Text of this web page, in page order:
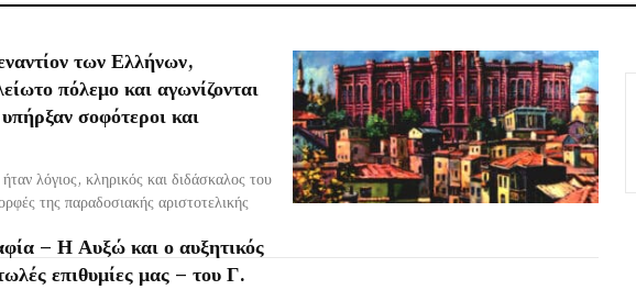
των Ελλήνων,
πόλεμο και αγωνίζονται
σοφότεροι και
λόγιος, κληρικός και διδάσκαλος του
της παραδοσιακής αριστοτελικής
– Η Αυξώ και ο αυξητικός
επιθυμίες μας – του Γ.